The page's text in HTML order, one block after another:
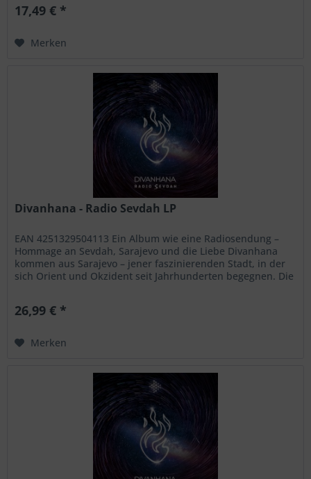
unmittelbar packend ist. Dieses Projekt steht für...
17,49 € *
Merken
Divanhana - Radio Sevdah LP
EAN 4251329504113 Ein Album wie eine Radiosendung –
Hommage an Sevdah, Sarajevo und die Liebe Divanhana
kommen aus Sarajevo – jener faszinierenden Stadt, in der
sich Orient und Okzident seit Jahrhunderten begegnen. Die
Herzegowinas, die oft von Sehnsucht,...
26,99 € *
Merken